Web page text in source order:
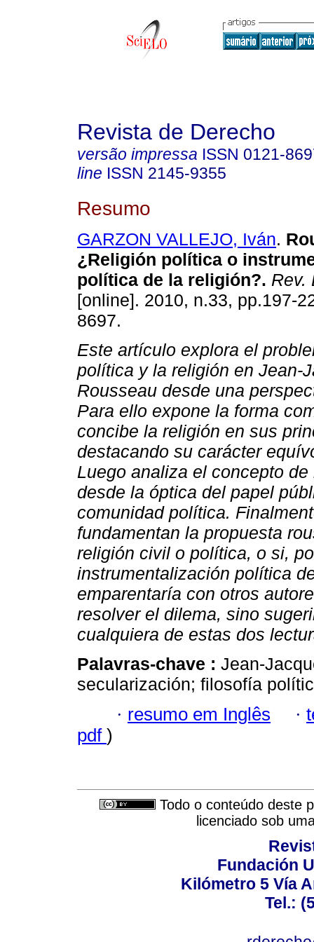
Revista de Derecho
versão impressa ISSN 0121-
line ISSN 2145-9355
Resumo
GARZON VALLEJO, Iván.
¿Religión política o
política de la religión?. Rev.
[online]. 2010, n.33, pp.197-
8697.
Este artículo explora el
política y la religión en Jean-
Rousseau desde una
Para ello expone la forma
concibe la religión en sus
destacando su carácter
Luego analiza el concepto
desde la óptica del papel
comunidad política.
fundamentan la propuesta
religión civil o política, o si,
instrumentalización política
emparentaría con otros
resolver el dilema, sino
cualquiera de estas dos
Palavras-chave : Jean-
secularización; filosofía
· resumo em Inglês ·
pdf )
Todo o conteúdo deste
licenciado sob
Fundación
Kilómetro 5 Vía
Tel.: